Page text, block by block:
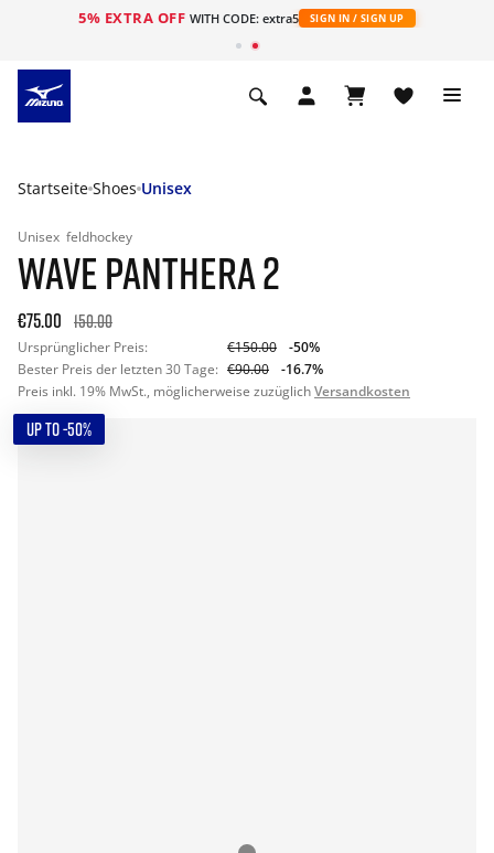
5% EXTRA OFF WITH CODE: extra5 SIGN IN / SIGN UP
Startseite Shoes Unisex
Unisex feldhockey
WAVE PANTHERA 2
€75.00 150.00
Ursprünglicher Preis: €150.00
-50%
Bester Preis der letzten 30 Tage: €90.00
-16.7%
Preis inkl. 19% MwSt., möglicherweise zuzüglichVersandkosten
UP TO -50%